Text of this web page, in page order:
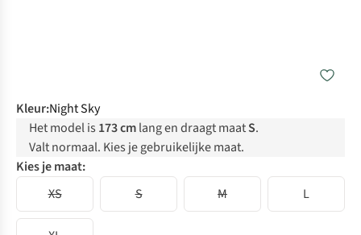
Kleur:Night Sky
Het model is 173 cmlang en draagt maatS.
Valt normaal. Kies je gebruikelijke maat.
Kies je maat:
XS
S M L